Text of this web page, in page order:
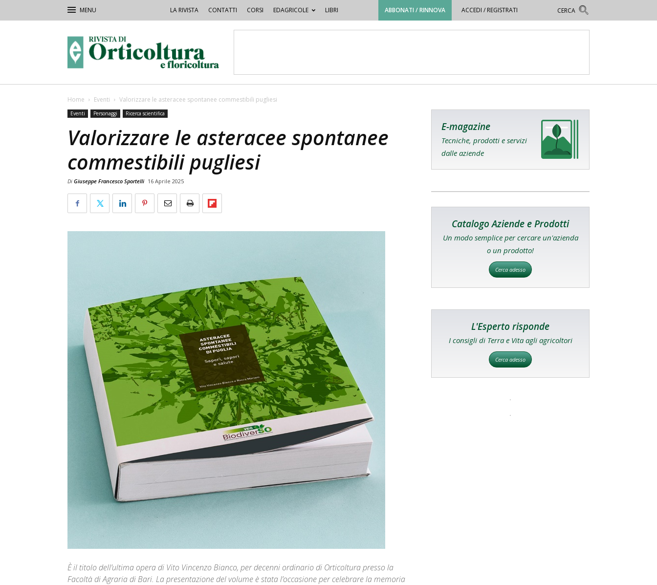
LA RIVISTA CONTATTI CORSI EDAGRICOLE LIBRI ABBONATI / RINNOVA ACCEDI / REGISTRATI
Orticoltura
Home Eventi Valorizzare le asteracee spontanee commestibili pugliesi
Eventi Personaggi Ricerca scientifica
Valorizzare le asteracee spontanee
commestibili pugliesi
Di Giuseppe Francesco Sportelli 16 Aprile 2025
È il titolo dell’ultima opera di Vito Vincenzo Bianco, per decenni ordinario di Orticoltura presso la
Facoltà di Agraria di Bari. La presentazione del volume è stata l’occasione per celebrare la memoria
E-magazine
Tecniche, prodotti e servizi
dalle aziende
Catalogo Aziende e Prodotti
Un modo semplice per cercare un'azienda
o un prodotto!
Cerca adesso
L'Esperto risponde
I consigli di Terra e Vita agli agricoltori
Cerca adesso